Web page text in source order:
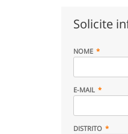
Solicite
NOME
E-MAIL
DISTRITO